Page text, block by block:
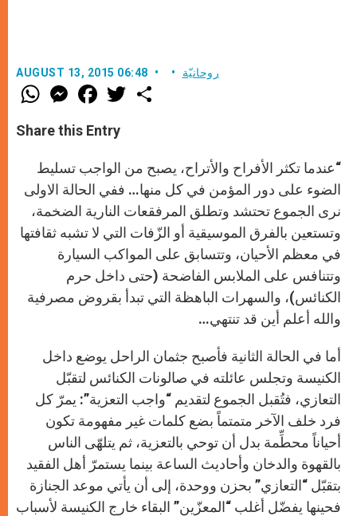
AUGUST 13, 2015 06:48 روحانيّة
W
h
t
s
p
p
M
e
s
e
g
e
r
F
a
e
b
o
k
w
Share this Entry
“عندما تكثر الأفراح والأتراح، يصبح من الواجب تسليط
الضوء على دور المؤمن في كل منها… ففي الحالة الاولى
نرى الجموع تحتشد وتطلق المرفقعات النارية الضخمة،
وتستعين بالفرق الموسيقية أو الزّفات التي لا تشبه ثقافتها
في معظم الأحيان، وتتسابق على المواكب السيارة
وتتنافس على الملابس الفاضحة (حتى داخل حرم
الكنائس)، والسهرات الباهظة التي تبدأ بقروض مصرفية
والله أعلم أين قد تنتهي…
أما في الحالة الثانية فأصبح جثمان الراحل يوضع داخل
الكنيسة وتجلس عائلته في صالونات الكنائس لتقبّل
التعازي، فتُقبل الجموع لتقديم “واجب التعزية”: يمرّ كل
فرد خلف الآخر متمتماً بضع كلمات غير مفهومة تكون
أحياناً محطِّمة بدل أن توحي بالتعزية، ثم يتلهّى الناس
بالقهوة والدخان وأحاديث الساعة بينما يستمرّ أهل الفقيد
بتقبّل “التعازي” بحزن ووحدة، إلى أن يأتي موعد الجنازة
فحينها يفضّل أغلب “المعزّين” البقاء خارج الكنيسة لأسباب